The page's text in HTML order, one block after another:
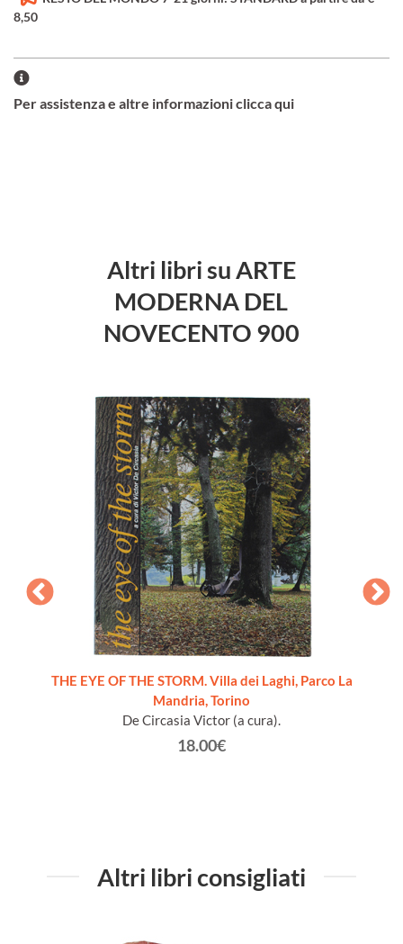
8,50
Per assistenza e altre informazioni clicca qui
Altri libri su ARTE
MODERNA DEL
NOVECENTO 900
THE EYE OF THE STORM. Villa dei Laghi, Parco La
Mandria, Torino
De Circasia Victor (a cura).
18.00€
Altri libri consigliati